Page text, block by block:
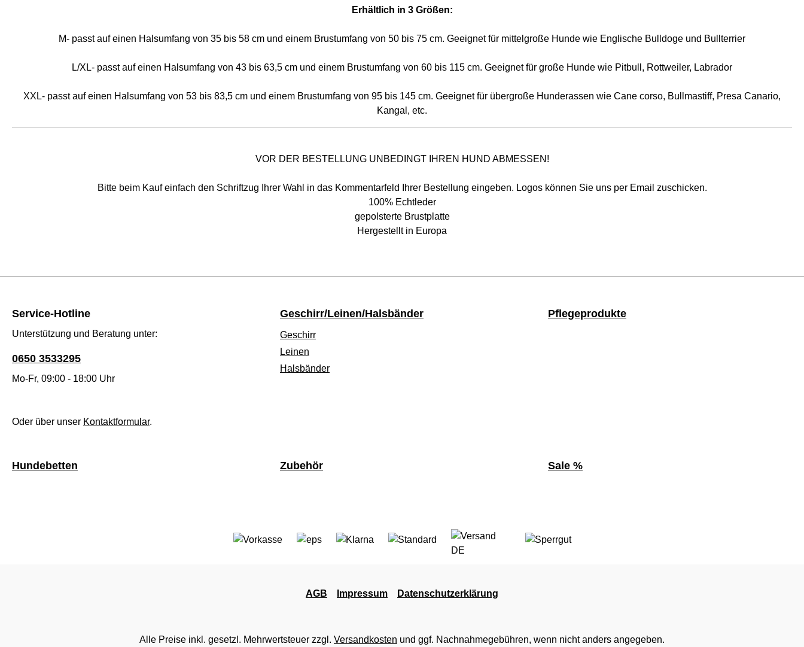
Erhältlich in 3 Größen:
M- passt auf einen Halsumfang von 35 bis 58 cm und einem Brustumfang von 50 bis 75 cm. Geeignet für mittelgroße Hunde wie Englische Bulldoge und Bullterrier
L/XL- passt auf einen Halsumfang von 43 bis 63,5 cm und einem Brustumfang von 60 bis 115 cm. Geeignet für große Hunde wie Pitbull, Rottweiler, Labrador
XXL- passt auf einen Halsumfang von 53 bis 83,5 cm und einem Brustumfang von 95 bis 145 cm. Geeignet für übergroße Hunderassen wie Cane corso, Bullmastiff, Presa Canario,
Kangal, etc.
VOR DER BESTELLUNG UNBEDINGT IHREN HUND ABMESSEN!
Bitte beim Kauf einfach den Schriftzug Ihrer Wahl in das Kommentarfeld Ihrer Bestellung eingeben. Logos können Sie uns per Email zuschicken.
100% Echtleder
gepolsterte Brustplatte
Hergestellt in Europa
Service-Hotline
Unterstützung und Beratung unter:
0650 3533295
Mo-Fr, 09:00 - 18:00 Uhr
Oder über unser Kontaktformular.
Geschirr/Leinen/Halsbänder
Geschirr
Leinen
Halsbänder
Pflegeprodukte
Hundebetten Zubehör Sale %
AGB Impressum Datenschutzerklärung
Alle Preise inkl. gesetzl. Mehrwertsteuer zzgl. Versandkosten und ggf. Nachnahmegebühren, wenn nicht anders angegeben.